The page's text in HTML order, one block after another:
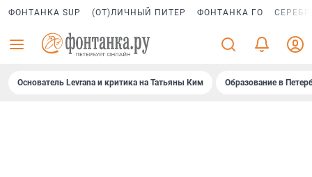
ФОНТАНКА SUP (ОТ)ЛИЧНЫЙ ПИТЕР ФОНТАНКА ГО
Основатель Levrana и критика на Татьяны Ким Образование в